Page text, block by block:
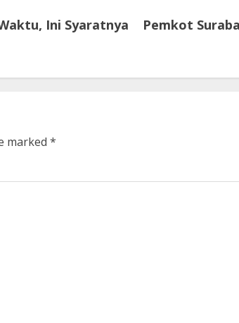
Ini Syaratnya
Pemkot
marked *